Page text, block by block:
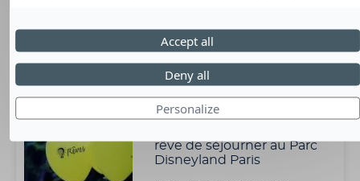
rêve d'aller à la neige en
famille
6 ans - Loire-Atlantique (44)
Nolan
rêve de séjourner au Parc
Disneyland Paris
Personalize
Deny all
Accept all